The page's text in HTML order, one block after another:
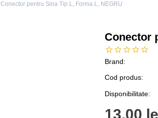
Conector pentru Sina Tip L, Forma L, NEGRU
Conector
Brand:
Cod produs:
Disponibilitate:
13,00